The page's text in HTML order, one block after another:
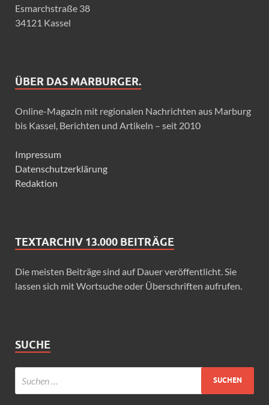
Esmarchstraße 38
34121 Kassel
ÜBER DAS MARBURGER.
Online-Magazin mit regionalen Nachrichten aus Marburg
bis Kassel, Berichten und Artikeln – seit 2010
Impressum
Datenschutzerklärung
Redaktion
TEXTARCHIV 13.000 BEITRÄGE
Die meisten Beiträge sind auf Dauer veröffentlicht. Sie
lassen sich mit Wortsuche oder Überschriften aufrufen.
SUCHE